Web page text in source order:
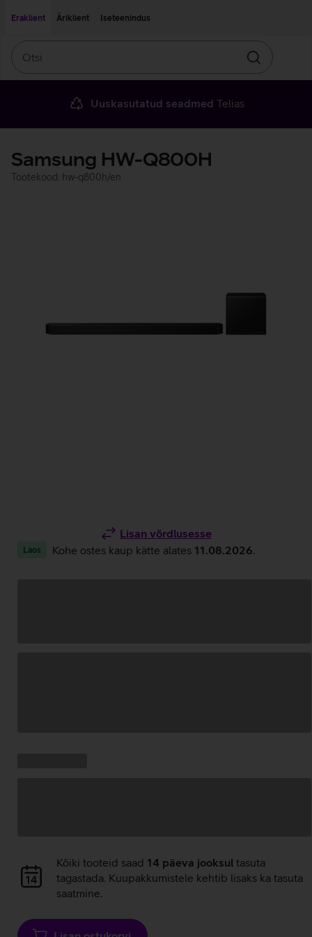
Eraklient
Äriklient Iseteenindus
Otsin
Uuskasutatud seadmed Telias
Samsung HW-Q800H
Tootekood: hw-q800h/en
Lisan võrdlusesse
Laos Kohe ostes kaup kätte alates 11.08.2026
Andmete
laadimine
Kõiki tooteid saad 14 päeva jooksul tasuta
tagastada. Kuupakkumistele kehtib lisaks ka tasuta
saatmine.